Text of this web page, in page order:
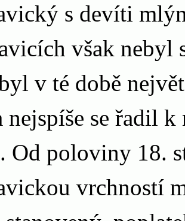
s devíti
však nebyl
v té době
nejspíše se řadil
Od poloviny 18.
vrchností